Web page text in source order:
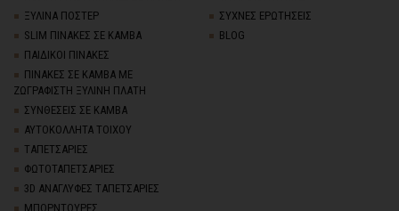
ΞΥΛΙΝΑ ΠΟΣΤΕΡ
SLIM ΠΙΝΑΚΕΣ ΣΕ ΚΑΜΒΑ
ΠΑΙΔΙΚΟΙ ΠΙΝΑΚΕΣ
ΠΙΝΑΚΕΣ ΣΕ ΚΑΜΒΑ ΜΕ
ΖΩΓΡΑΦΙΣΤΗ ΞΥΛΙΝΗ ΠΛΑΤΗ
ΣΥΝΘΕΣΕΙΣ ΣΕ ΚΑΜΒΑ
ΑΥΤΟΚΟΛΛΗΤΑ ΤΟΙΧΟΥ
TΑΠΕΤΣΑΡΙΕΣ
ΦΩΤΟΤΑΠΕΤΣΑΡΙΕΣ
3D AΝΑΓΛΥΦΕΣ TΑΠΕΤΣΑΡΙΕΣ
ΜΠΟΡΝΤΟΥΡΕΣ
ΣΥΧΝΕΣ ΕΡΩΤΗΣΕΙΣ
BLOG